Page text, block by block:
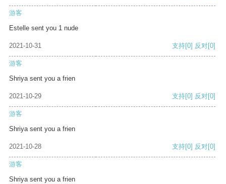
游客
Estelle sent you 1 nude
2021-10-31 支持[0] 反对[0]
游客
Shriya sent you a frien
2021-10-29 支持[0] 反对[0]
游客
Shriya sent you a frien
2021-10-28 支持[0] 反对[0]
游客
Shriya sent you a frien